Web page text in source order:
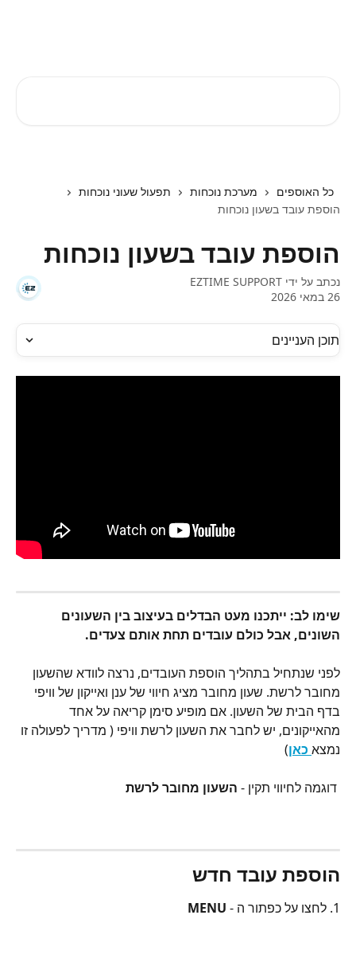
כל האוספים מערכת נוכחות
תפעול שעוני נוכחות
הוספת עובד בשעון נוכחות
הוספת עובד בשעון נוכחות
נכתב על ידי EZTIME SUPPORT
26 במאי 2026
תוכן העניינים
שימו לב: ייתכנו מעט הבדלים בעיצוב בין השעונים
השונים, אבל כולם עובדים תחת אותם צעדים.
לפני שנתחיל בתהליך הוספת העובדים, נרצה לוודא שהשעון
מחובר לרשת. שעון מחובר מציג חיווי של ענן ואייקון של וויפי
בדף הבית של השעון. אם מופיע סימן קריאה על אחד
מהאייקונים, יש לחבר את השעון לרשת וויפי ( מדריך לפעולה זו
נמצא כאן)
השעון מחובר לרשת
הוספת עובד חדש
1. לחצו על כפתור ה -